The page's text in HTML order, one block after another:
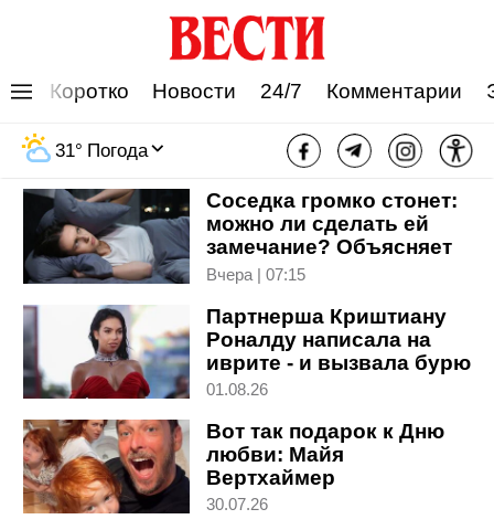
Коротко Новости 24/7 Комментарии
31° Погода
Личная жизнь
Соседка громко стонет:
можно ли сделать ей
замечание? Объясняет
психолог
Вчера | 07:15
Партнерша Криштиану
Роналду написала на
иврите - и вызвала бурю
в сети
01.08.26
Вот так подарок к Дню
любви: Майя
Вертхаймер
обнаружила, что
30.07.26